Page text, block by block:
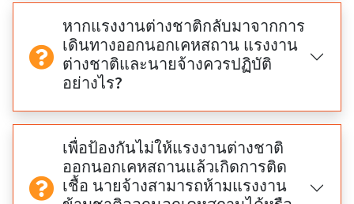
หากแรงงานต่างชาติกลับมาจากการ
เดินทางออกนอกเคหสถาน แรงงาน
ต่างชาติและนายจ้างควรปฏิบัติ
อย่างไร?
เพื่อป้องกันไม่ให้แรงงานต่างชาติ
ออกนอกเคหสถานแล้วเกิดการติด
เชื้อ นายจ้างสามารถห้ามแรงงาน